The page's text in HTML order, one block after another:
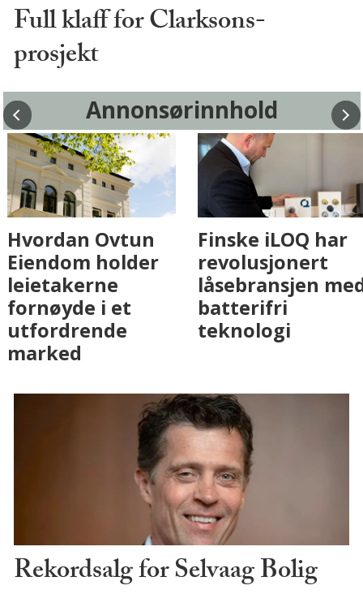
Full klaff for Clarksons-
prosjekt
Annonsørinnhold
Fenistra endrer
eiendomsbransjen
med AI. Slik ser vi
på fremtiden
Hvordan Ovtun
Eiendom holder
leietakerne
fornøyde i et
utfordrende
Rekordsalg for Selvaag Bolig